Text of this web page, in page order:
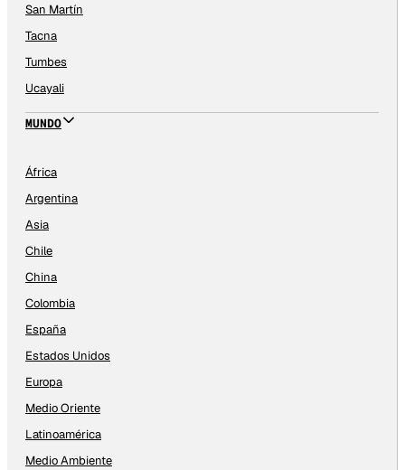
San Martín
Tacna
Tumbes
Ucayali
MUNDO
África
Argentina
Asia
Chile
China
Colombia
España
Estados Unidos
Europa
Medio Oriente
Latinoamérica
Medio Ambiente